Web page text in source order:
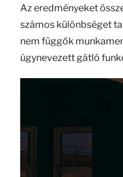
Az eredményeket
számos különbséget
nem függők
úgynevezett gátló